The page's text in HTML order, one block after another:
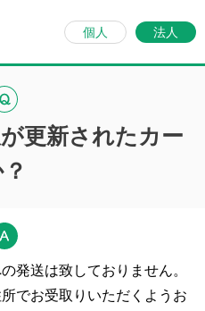
個人 法人
更新されたカー
発送は致しておりません。
でお受取りいただくようお